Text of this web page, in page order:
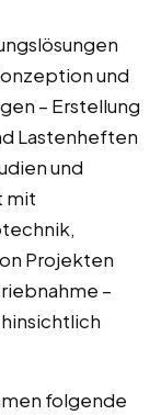
und
– Erstellung
Lastenheften
und
mit
Projekten
–
folgende